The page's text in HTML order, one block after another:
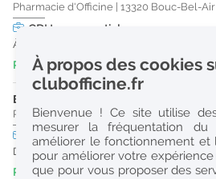
Pharmacie d'Officine 13320 Bouc-Bel-Air
CDI temps partiel
À partir du 31/10/26
Publiée il y a 2 jour(s)
ETUDIANT EN PHARMACIE (H/F)
Pharmacie d'Officine|13320Bouc-Bel-Air
Stage temps plein
Du 31/08/26 au 30/08/27
Publiée il y a 2 jour(s)
À propos des cookies
clubofficine.fr
Bienvenue ! Ce site utilise
mesurer la fréquentation du
améliorer le fonctionnement et
pour améliorer votre expérience
que pour vous proposer des